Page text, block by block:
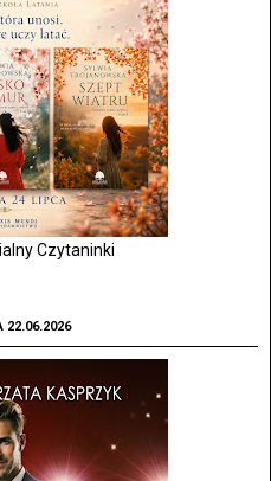
Czytaninki
22.06.2026